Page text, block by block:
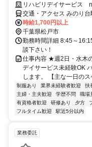
リハビリデイサービス
交通・アクセス みのり
時給1,700円以上
千葉県松戸市
勤務時間詳細 8:45～
談下さい！
仕事内容 ★週2日・水木
デイサービス未経験OK
します。 【主な一日の
制服あり 業界未経験者歓迎 扶
主婦・主夫歓迎
学歴不問 職場
有資格者歓迎
研修あり 夕方
フルタイム歓迎
駅近5分以内
業務委託